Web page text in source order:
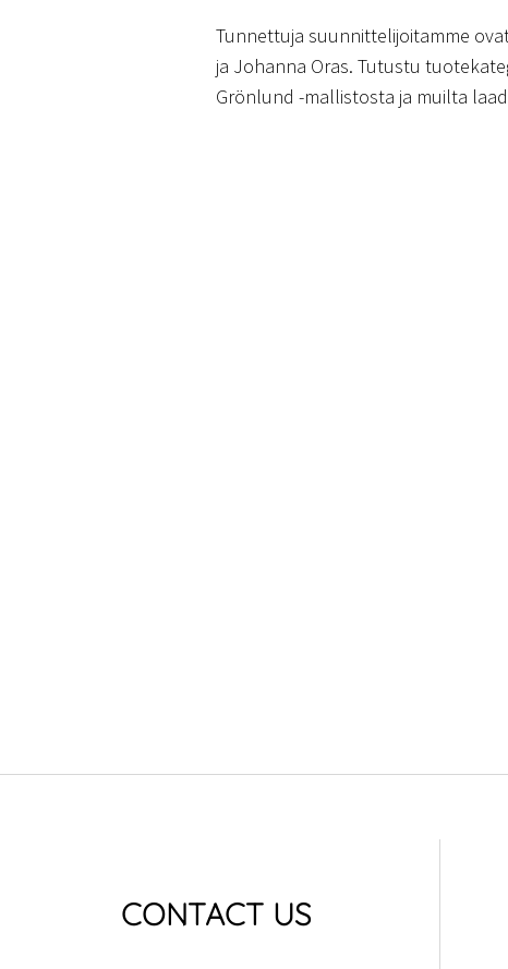
Tunnettuja suunnittelijoitamme
ja Johanna Oras. Tutustu
Grönlund -mallistosta ja muilta
CONTACT US